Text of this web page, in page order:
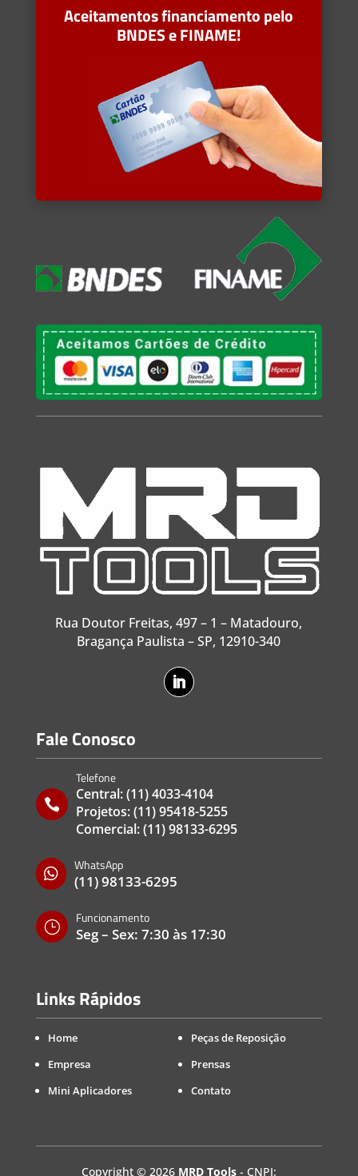
Aceitamentos financiamento pelo
BNDES e FINAME!
Rua Doutor Freitas, 497 – 1 – Matadouro,
Bragança Paulista – SP, 12910-340
Fale Conosco

Telefone
Central:(11) 4033-4104
Projetos:(11) 95418-5255
Comercial:(11) 98133-6295

WhatsApp
(11) 98133-6295
}
Funcionamento
Seg – Sex: 7:30 às 17:30
Links Rápidos
Home
Empresa
Mini Aplicadores
Peças de Reposição
Prensas
Contato
Copyright © 2026 MRD Tools- CNPJ: